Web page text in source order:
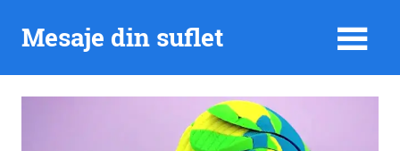
Mesaje din suflet